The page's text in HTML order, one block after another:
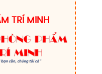
TRÍ MINH